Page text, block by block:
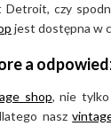
Sixty w
w Vintage
marek.
odzieży, co
czy
jest dostępna w
a
shop, nie tylko
nasz